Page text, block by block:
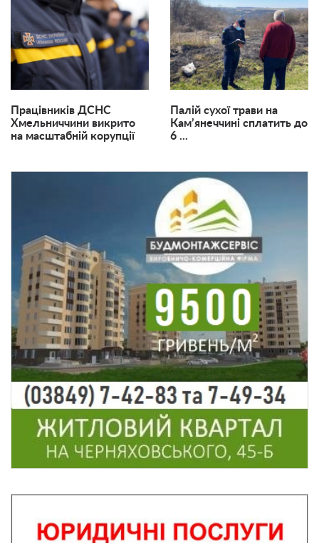
Працівників ДСНС
Хмельниччини викрито
на масштабній корупції
Палій сухої трави на
Кам’янеччині сплатить до
6 ...